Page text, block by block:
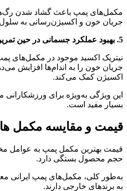
مکمل‌های پمپ باعث گشاد شدن
جریان خون و اکسیژن‌رسانی به
5. بهبود عملکرد جسمانی در حین تمرین
نیتریک اکسید موجود در مکمل‌های
جریان خون را به اندام‌ها افزایش
اکسیژن کمک می‌کند.
این ویژگی به‌ویژه برای ورزشکارانی
بسیار مفید است.
قیمت و مقایسه مکمل
قیمت بهترین مکمل پمپ به عوامل
حجم محصول بستگی دارد.
به‌طور کلی، مکمل‌های پمپ ایرانی
به برندهای خارجی دارند.